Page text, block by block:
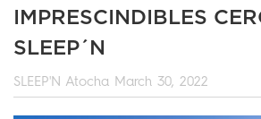
IMPRESCINDIBLES
SLEEP´N
SLEEP'N Atocha March 30, 2022